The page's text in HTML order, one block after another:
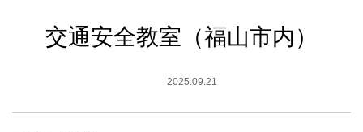
交通安全教室（福山市内）
2025.09.21